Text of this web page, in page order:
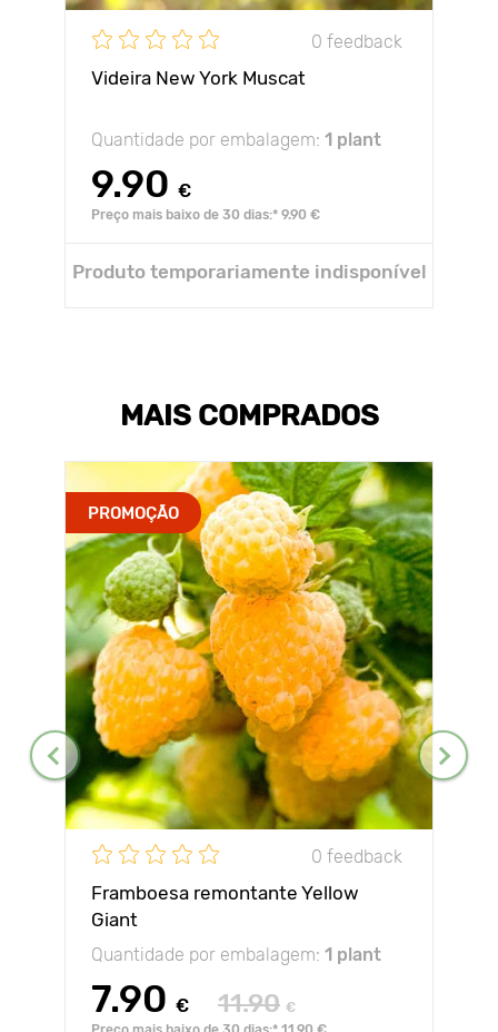
0 feedback
Videira New York Muscat
Quantidade por embalagem: 1 plant
9.90 €
Preço mais baixo de 30 dias:* 9.90 €
Produto temporariamente indisponível
MAIS COMPRADOS
PROMOÇÃO
0 feedback
Framboesa remontante Yellow
Giant
Quantidade por embalagem: 1 plant
7.90 € 11.90 €